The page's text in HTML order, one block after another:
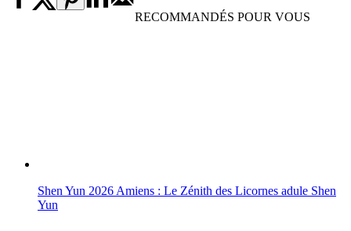
RECOMMANDÉS POUR VOUS
Shen Yun 2026 Amiens : Le Zénith des Licornes adule Shen
Yun